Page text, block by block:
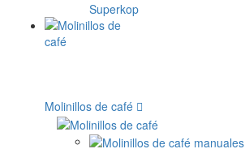
Superkop
Molinillos de café